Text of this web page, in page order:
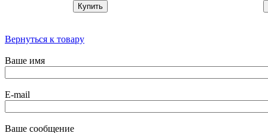
Вернуться к товару
Ваше имя
E-mail
Ваше сообщение